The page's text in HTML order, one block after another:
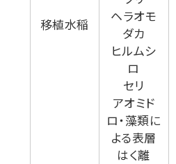
移植水稲
ヘラオモ
ダカ
ヒルムシ
ロ
セリ
アオミド
ロ・藻類に
よる表層
はく離